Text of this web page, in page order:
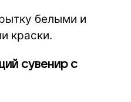
белыми и
краски.
сувенир с